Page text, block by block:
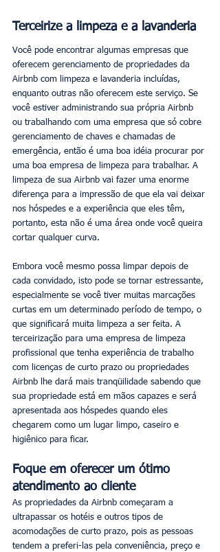
Terceirize a limpeza e a lavanderia
Você pode encontrar algumas empresas que
oferecem gerenciamento de propriedades da
Airbnb com limpeza e lavanderia incluídas,
enquanto outras não oferecem este serviço. Se
você estiver administrando sua própria Airbnb
ou trabalhando com uma empresa que só cobre
gerenciamento de chaves e chamadas de
emergência, então é uma boa idéia procurar por
uma boa empresa de limpeza para trabalhar. A
limpeza de sua Airbnb vai fazer uma enorme
diferença para a impressão de que ela vai deixar
nos hóspedes e a experiência que eles têm,
portanto, esta não é uma área onde você queira
cortar qualquer curva.
Embora você mesmo possa limpar depois de
cada convidado, isto pode se tornar estressante,
especialmente se você tiver muitas marcações
curtas em um determinado período de tempo, o
que significará muita limpeza a ser feita. A
terceirização para uma empresa de limpeza
profissional que tenha experiência de trabalho
com licenças de curto prazo ou propriedades
Airbnb lhe dará mais tranqüilidade sabendo que
sua propriedade está em mãos capazes e será
apresentada aos hóspedes quando eles
chegarem como um lugar limpo, caseiro e
higiênico para ficar.
Foque em oferecer um ótimo
atendimento ao cliente
As propriedades da Airbnb começaram a
ultrapassar os hotéis e outros tipos de
acomodações de curto prazo, pois as pessoas
tendem a preferi-las pela conveniência, preço e